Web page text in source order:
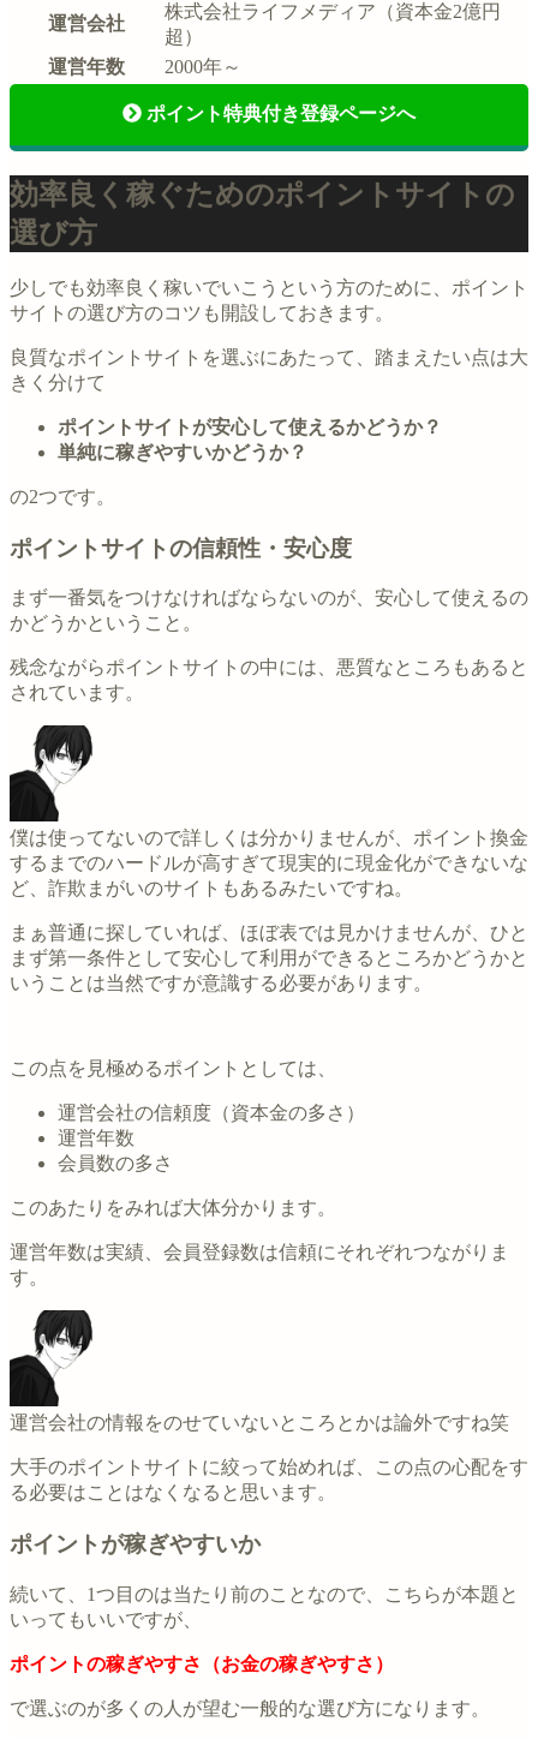
運営会社
株式会社ライフメディア（資本金2億円
超）
運営年数
2000年～
ポイント特典付き登録ページへ
効率良く稼ぐためのポイントサイトの
選び方
少しでも効率良く稼いでいこうという方のために、ポイント
サイトの選び方のコツも開設しておきます。
良質なポイントサイトを選ぶにあたって、踏まえたい点は大
きく分けて
ポイントサイトが安心して使えるかどうか？
単純に稼ぎやすいかどうか？
の2つです。
ポイントサイトの信頼性・安心度
まず一番気をつけなければならないのが、安心して使えるの
かどうかということ。
残念ながらポイントサイトの中には、悪質なところもあると
されています。
僕は使ってないので詳しくは分かりませんが、ポイント換金
するまでのハードルが高すぎて現実的に現金化ができないな
ど、詐欺まがいのサイトもあるみたいですね。
まぁ普通に探していれば、ほぼ表では見かけませんが、ひと
まず第一条件として安心して利用ができるところかどうかと
いうことは当然ですが意識する必要があります。
この点を見極めるポイントとしては、
運営会社の信頼度（資本金の多さ）
運営年数
会員数の多さ
このあたりをみれば大体分かります。
運営年数は実績 、会員登録数は信頼にそれぞれつながりま
す。
運営会社の情報をのせていないところとかは論外ですね笑
大手のポイントサイトに絞って始めれば、この点の心配をす
る必要はことはなくなると思います。
ポイントが稼ぎやすいか
続いて、1つ目のは当たり前のことなので、こちらが本題と
いってもいいですが、
ポイントの稼ぎやすさ（お金の稼ぎやすさ）
で選ぶのが多くの人が望む一般的な選び方になります。